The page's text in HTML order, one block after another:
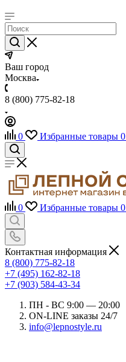
Ваш город
Москва
8 (800) 775-82-18
0 Избранные товары 0
0 Избранные товары 0
Контактная информация
8 (800) 775-82-18
+7 (495) 162-82-18
+7 (903) 584-43-34
ПН - ВС 9:00 — 20:00
ON-LINE заказы 24/7
info@lepnostyle.ru